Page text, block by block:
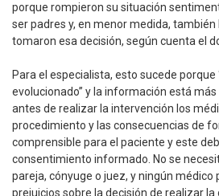
porque rompieron su situación
ser padres y, en menor medida,
tomaron esa decisión, según cuenta el
Para el especialista, esto sucede porque
evolucionado” y la información está
antes de realizar la intervención los
procedimiento y las consecuencias de
comprensible para el paciente y este
consentimiento informado. No se
pareja, cónyuge o juez, y ningún médico
prejuicios sobre la decisión de realizar la